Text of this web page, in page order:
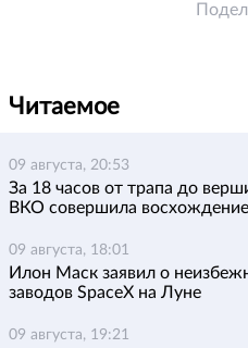
Читаемое
09 августа, 20:53
За 18 часов от трапа до
ВКО совершила
09 августа, 18:01
Илон Маск заявил о
заводов SpaceX на Луне
09 августа, 19:21